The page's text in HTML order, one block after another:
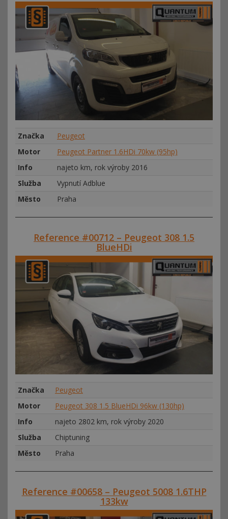
Značka
Peugeot
Motor
Peugeot Partner 1.6HDi 70kw (95hp)
Info
najeto km, rok výroby 2016
Služba
Vypnutí Adblue
Město
Praha
Reference #00712 – Peugeot 308 1.5
BlueHDi
Značka
Peugeot
Motor
Peugeot 308 1.5 BlueHDi 96kw (130hp)
Info
najeto 2802 km, rok výroby 2020
Služba
Chiptuning
Město
Praha
Reference #00658 – Peugeot 5008 1.6THP
133kw